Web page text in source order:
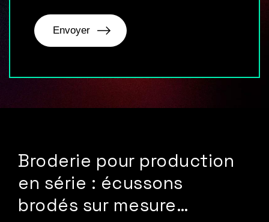
Broderie pour production
en série : écussons
brodés sur mesure…